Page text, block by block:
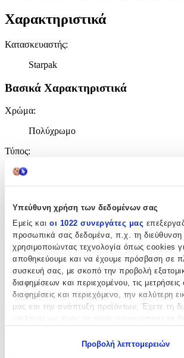
Υπεύθυνη χρήση των δεδομένων σας
Εμείς και οι 1022 συνεργάτες μας
προσωπικά σας δεδομένα, π.χ. τη
χρησιμοποιώντας τεχνολογία όπως cookies
αποθηκεύουμε και να έχουμε πρόσβαση σε
συσκευή σας, με σκοπό την προβολή
διαφημίσεων και περιεχομένου, τις μετρήσεις
διαφημίσεις και περιεχόμενο, την καλύτερη
μας και την ανάπτυξη προϊόντων. Έχετε τη
Προβολή λεπτομερειών
Χαρακτηριστικά
Κατασκευαστής:
Starpak
Βασικά Χαρακτηριστικά
Χρώμα:
Πολύχρωμο
Τύπος:
Δημοτικού
Θήκη για Παγούρι :
Ναι
Πρόσθετα Χαρακτηριστικά:
Ανατομική Πλάτη
Θέμα